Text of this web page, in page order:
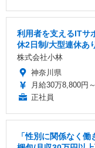
利用者を支えるITサ
休2日制/大型連休あ
株式会社小林
神奈川県
月給30万8,800円
正社員
「性別に関係なく